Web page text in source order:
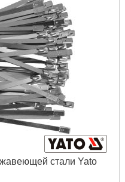
стали Yato